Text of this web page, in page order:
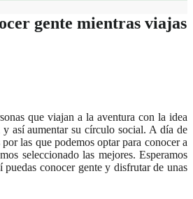
gente mientras viajas
que viajan a la aventura con la idea
y así aumentar su círculo social. A día de
las que podemos optar para conocer a
seleccionado las mejores. Esperamos
puedas conocer gente y disfrutar de unas